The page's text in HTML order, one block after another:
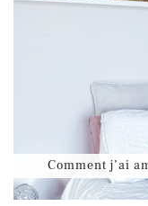
Comment j’ai